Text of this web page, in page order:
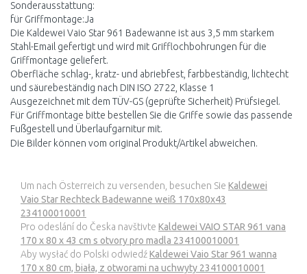
Sonderausstattung:
für Griffmontage:Ja
Die Kaldewei Vaio Star 961 Badewanne ist aus 3,5 mm starkem
Stahl-Email gefertigt und wird mit Grifflochbohrungen für die
Griffmontage geliefert.
Oberfläche schlag-, kratz- und abriebfest, farbbeständig, lichtecht
und säurebeständig nach DIN ISO 2722, Klasse 1
Ausgezeichnet mit dem TÜV-GS (geprüfte Sicherheit) Prüfsiegel.
Für Griffmontage bitte bestellen Sie die Griffe sowie das passende
Fußgestell und Überlaufgarnitur mit.
Die Bilder können vom original Produkt/Artikel abweichen.
Um nach Österreich zu versenden, besuchen Sie Kaldewei
Vaio Star Rechteck Badewanne weiß 170x80x43
234100010001
Pro odeslání do Česka navštivte Kaldewei VAIO STAR 961 vana
170 x 80 x 43 cm s otvory pro madla 234100010001
Aby wysłać do Polski odwiedźKaldewei Vaio Star 961 wanna
170 x 80 cm, biała, z otworami na uchwyty 234100010001